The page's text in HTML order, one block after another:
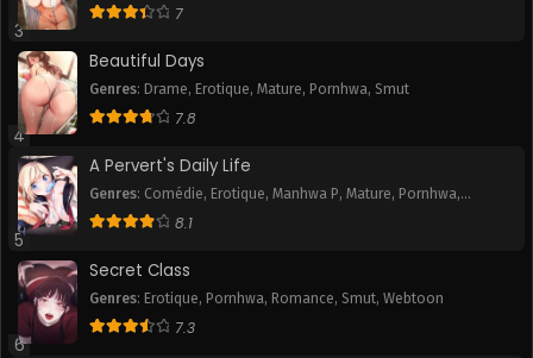
Chapitre 3
June 29, 2026
Chapitre 1
June 29, 2026
3
Webtoon
7
4
Beautiful Days
Genres: Drame, Erotique, Mature, Pornhwa, Smut
7.8
5
A Pervert's Daily Life
Genres: Comédie, Erotique, Manhwa P, Mature, Pornhwa,
Romance,Slice of Life
8.1
6
Secret Class
Genres: Erotique, Pornhwa, Romance, Smut, Webtoon
7.3